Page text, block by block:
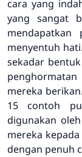
cara yang
yang sangat
mendapatkan
menyentuh
sekadar
mereka
15 contoh
digunakan
mereka
dengan penuh